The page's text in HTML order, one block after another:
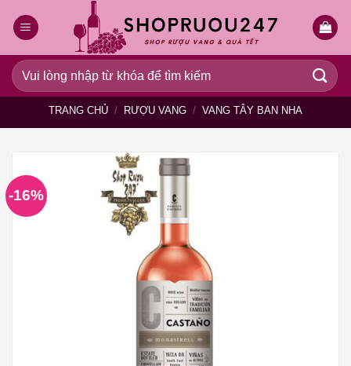
qua
dung
Tìm
kiếm:
TRANG CHỦ / RƯỢU VANG / VANG TÂY BAN NHA
-16%